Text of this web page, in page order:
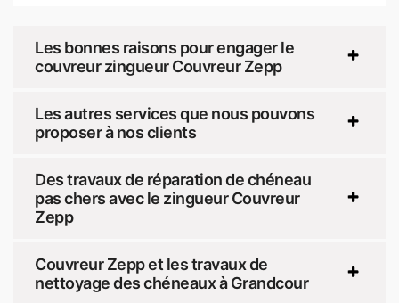
Les bonnes raisons pour engager le
couvreur zingueur Couvreur Zepp
Les autres services que nous pouvons
proposer à nos clients
Des travaux de réparation de chéneau
pas chers avec le zingueur Couvreur
Zepp
Couvreur Zepp et les travaux de
nettoyage des chéneaux à Grandcour